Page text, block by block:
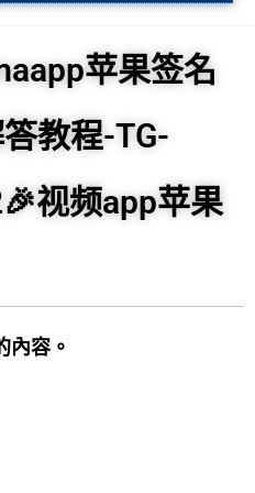
苹果签名
教程-TG-
视频app苹果
內容。